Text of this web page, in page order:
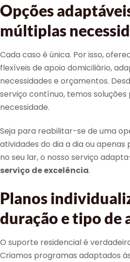
Opções
múltiplas
Cada caso é única. Por isso,
flexíveis de apoio domiciliário,
necessidades e orçamentos.
serviço contínuo, temos soluções
necessidade.
Seja para reabilitar-se de uma
atividades do dia a dia ou
no seu lar, o nosso serviço
serviço de excelência.
Planos
duração e tipo de
O suporte residencial é
Criamos programas adaptados